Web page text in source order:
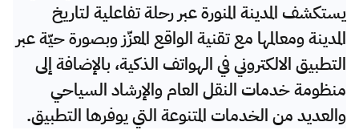
يستكشف المدينة المنورة عبر رحلة تفاعلية لتاريخ
المدينة ومعالمها مع تقنية الواقع المعزّز وبصورة حيّة عبر
التطبيق الالكتروني في الهواتف الذكية، بالإضافة إلى
منظومة خدمات النقل العام والإرشاد السياحي
والعديد من الخدمات المتنوعة التي يوفرها التطبيق.